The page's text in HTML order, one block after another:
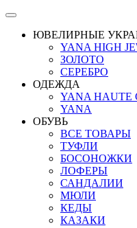
ЮВЕЛИРНЫЕ
YANA HIGH
ЗОЛОТО
СЕРЕБРО
ОДЕЖДА
YANA HAUTE
YANA
ОБУВЬ
ВСЕ ТОВАРЫ
ТУФЛИ
БОСОНОЖКИ
ЛОФЕРЫ
САНДАЛИИ
МЮЛИ
КЕДЫ
КАЗАКИ